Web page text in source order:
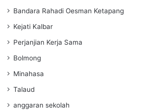
Bandara Rahadi Oesman Ketapang
Kejati Kalbar
Perjanjian Kerja Sama
Bolmong
Minahasa
Talaud
anggaran sekolah